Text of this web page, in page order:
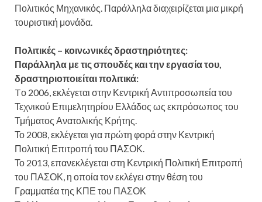
Πολιτικός Μηχανικός. Παράλληλα διαχειρίζεται μια μικρή
τουριστική μονάδα.
Πολιτικές – κοινωνικές δραστηριότητες:
Παράλληλα με τις σπουδές και την εργασία του,
δραστηριοποιείται πολιτικά:
Tο 2006, εκλέγεται στην Κεντρική Αντιπροσωπεία του
Τεχνικού Επιμελητηρίου Ελλάδος ως εκπρόσωπος του
Τμήματος Ανατολικής Κρήτης.
Το 2008, εκλέγεται για πρώτη φορά στην Κεντρική
Πολιτική Επιτροπή του ΠΑΣΟΚ.
Το 2013, επανεκλέγεται στη Κεντρική Πολιτική Επιτροπή
του ΠΑΣΟΚ, η οποία τον εκλέγει στην θέση του
Γραμματέα της ΚΠΕ του ΠΑΣΟΚ